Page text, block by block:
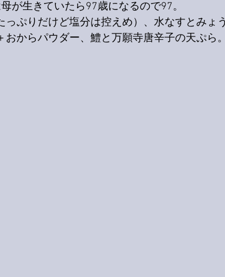
が生きていたら97歳になるので97。
ぷりだけど塩分は控えめ）、水なすとみょ
からパウダー、鱧と万願寺唐辛子の天ぷら。